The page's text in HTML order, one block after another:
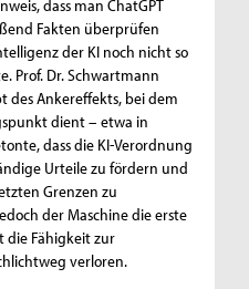
dass man ChatGPT
Fakten überprüfen
der KI noch nicht so
Prof. Dr. Schwartmann
des Ankereffekts, bei dem
dient – etwa in
dass die KI-Verordnung
Urteile zu fördern und
Grenzen zu
der Maschine die erste
die Fähigkeit zur
verloren.